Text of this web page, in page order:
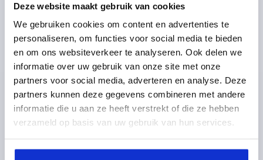
Deze website maakt gebruik van cookies
We gebruiken cookies om content en advertenties te
personaliseren, om functies voor social media te bieden
en om ons websiteverkeer te analyseren. Ook delen we
informatie over uw gebruik van onze site met onze
partners voor social media, adverteren en analyse. Deze
partners kunnen deze gegevens combineren met andere
informatie die u aan ze heeft verstrekt of die ze hebben
verzameld op basis van uw gebruik van hun services.
JUSTIERSTOPFEN OHNE EINSATZ, FORM:A RUND,
DURCHMESSER=32
GEWINDE=M22
AUSFÜHRUNG 2=FÜR RUNDROHRE
FORM=A
PASSEND ZU =Ø32X1,5-2
L1=60
FORM-TYP=RUND
HÖHE=5
H1=5 LÄNGE=19,7
SW=28
BELASTBARKEIT MAX. KN (NUR BEI STATISCHER